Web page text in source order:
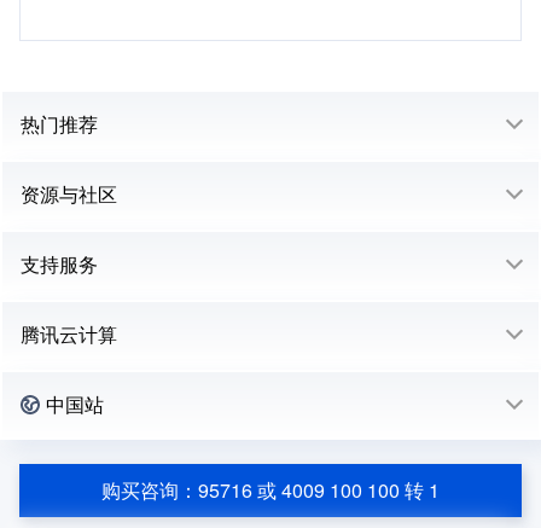
热门推荐
资源与社区
支持服务
腾讯云计算
中国站
购买咨询：95716 或 4009 100 100 转 1